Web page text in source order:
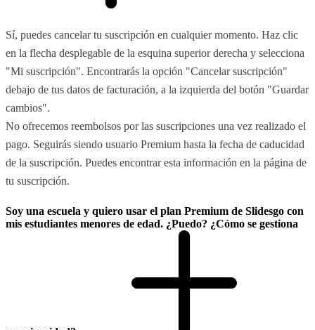
Sí, puedes cancelar tu suscripción en cualquier momento. Haz clic
en la flecha desplegable de la esquina superior derecha y selecciona
"Mi suscripción". Encontrarás la opción "Cancelar suscripción"
debajo de tus datos de facturación, a la izquierda del botón "Guardar
cambios".
No ofrecemos reembolsos por las suscripciones una vez realizado el
pago. Seguirás siendo usuario Premium hasta la fecha de caducidad
de la suscripción. Puedes encontrar esta información en la página de
tu suscripción.
Soy una escuela y quiero usar el plan Premium de Slidesgo con
mis estudiantes menores de edad. ¿Puedo? ¿Cómo se gestiona